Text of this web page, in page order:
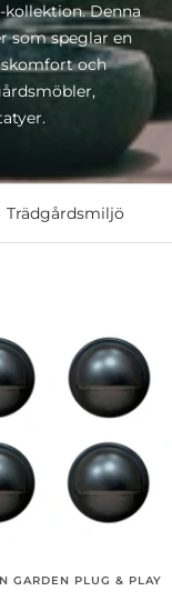
Denna
som speglar en
och
Trädgårdsmiljö
GARDEN PLUG & PLAY